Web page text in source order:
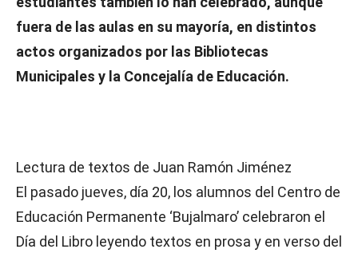
fuera de las aulas en su mayoría, en distintos
actos organizados por las Bibliotecas
Municipales y la Concejalía de Educación.
Lectura de textos de Juan Ramón Jiménez
El pasado jueves, día 20, los alumnos del Centro de
Educación Permanente ‘Bujalmaro’ celebraron el
Día del Libro leyendo textos en prosa y en verso del